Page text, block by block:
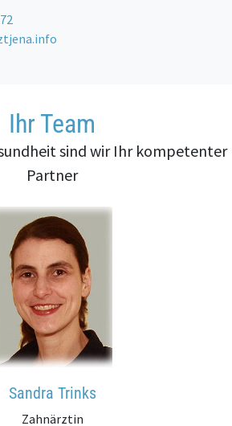
Ihr Team
sind wir Ihr kompetenter
Partner
Sandra Trinks
Zahnärztin